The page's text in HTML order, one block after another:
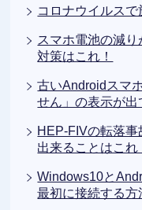
コロナウイルスで
スマホ電池の減
対策はこれ！
古いAndroidスマ
せん」の表示が出
HEP-FIVの転落
出来ることはこれ
Windows10と
最初に接続する方